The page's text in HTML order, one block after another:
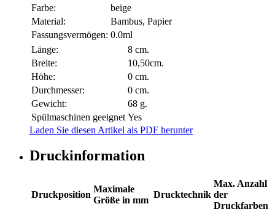
Farbe:
beige
Material:
Bambus, Papier
Fassungsvermögen: 0.0ml
Länge:
8 cm.
Breite:
10,50cm.
Höhe:
0 cm.
Durchmesser:
0 cm.
Gewicht:
68 g.
Spülmaschinen geeignet Yes
Laden Sie diesen Artikel als PDF herunter
Druckinformation
Druckposition
Maximale
Größe in mm
Drucktechnik
Max. Anzahl
der
Druckfarben